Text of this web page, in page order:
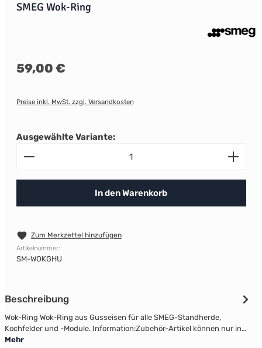
SMEG Wok-Ring
Regulärer Preis:
59,00 €
Preise inkl. MwSt. zzgl. Versandkosten
Ausgewählte Variante:
Produkt Anzahl: Gib den gewünschten Wert ein
In den Warenkorb
Zum Merkzettel hinzufügen
Artikelnummer:
SM-WOKGHU
Beschreibung
Wok-Ring Wok-Ring aus Gusseisen für alle SMEG-Standherde,
Kochfelder und -Module. Information:Zubehör-Artikel können nur in…
Mehr